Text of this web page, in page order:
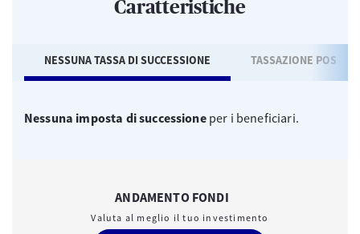
Caratteristiche
NESSUNA TASSA DI SUCCESSIONE TASSAZIONE
Nessuna imposta di successioneper i beneficiari.
ANDAMENTO FONDI
Valuta al meglio il tuo investimento